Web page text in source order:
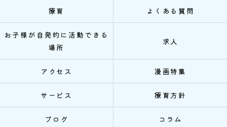
療育 よくある質問
お子様が自発的に活動できる
場所
求人
アクセス 漫画特集
サービス 療育方針
ブログ コラム